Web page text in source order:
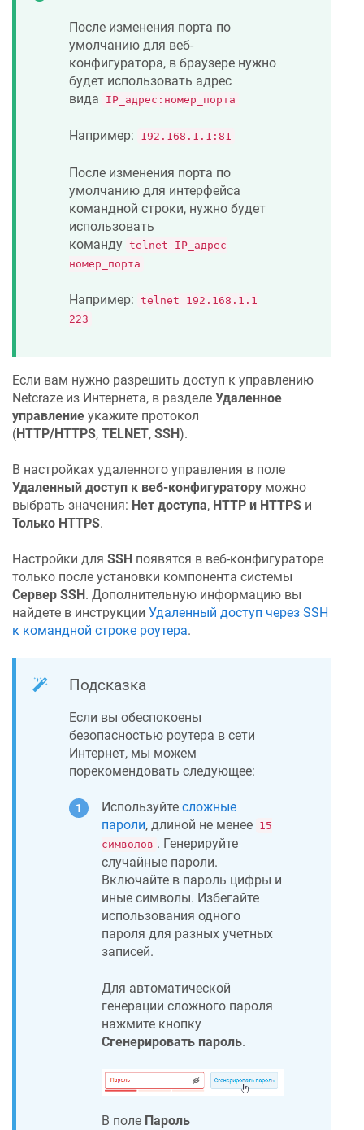
После изменения порта по
умолчанию для веб-
конфигуратора, в браузере нужно
будет использовать адрес
вида
IP_адрес:номер_порта
Например: 192.168.1.1:81
После изменения порта по
умолчанию для интерфейса
командной строки, нужно будет
использовать
команду telnet IP_адрес
номер_порта
Например: telnet 192.168.1.1
223
Если вам нужно разрешить доступ к управлению
Netcraze из Интернета, в разделе Удаленное
управление укажите протокол
(HTTP/HTTPS, TELNET, SSH).
В настройках удаленного управления в поле
Удаленный доступ к веб-конфигуратору можно
выбрать значения: Нет доступа, HTTP и HTTPS и
Только HTTPS.
Настройки для SSH появятся в веб-конфигураторе
только после установки компонента системы
Сервер SSH . Дополнительную информацию вы
найдете в инструкции Удаленный доступ через SSH
к командной строке роутера.
Подсказка
Если вы обеспокоены
безопасностью роутера в сети
Интернет, мы можем
порекомендовать следующее:
Используйте сложные
пароли, длиной не менее 15
символов . Генерируйте
случайные пароли.
Включайте в пароль цифры и
иные символы. Избегайте
использования одного
пароля для разных учетных
записей.
Для автоматической
генерации сложного пароля
нажмите кнопку
Сгенерировать пароль.
В поле Пароль